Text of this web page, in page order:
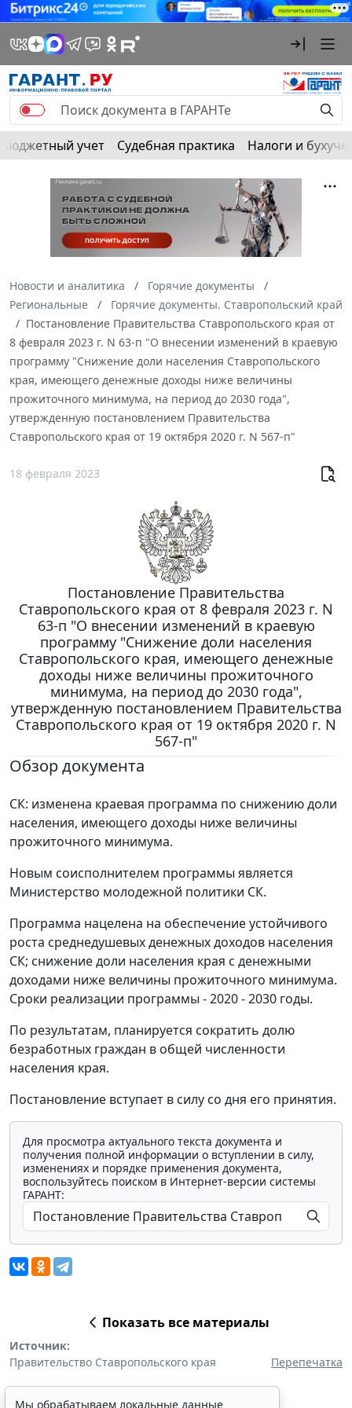
Бюджетный учет Судебная практика Налоги и
Новости и аналитика
Горячие документы
Региональные
Горячие документы. Ставропольский край
Постановление Правительства Ставропольского края от
8 февраля 2023 г. N 63-п "О внесении изменений в краевую
программу "Снижение доли населения Ставропольского
края, имеющего денежные доходы ниже величины
прожиточного минимума, на период до 2030 года",
утвержденную постановлением Правительства
Ставропольского края от 19 октября 2020 г. N 567-п"
18 февраля 2023
Постановление Правительства
Ставропольского края от 8 февраля 2023 г. N
63-п "О внесении изменений в краевую
программу "Снижение доли населения
Ставропольского края, имеющего денежные
доходы ниже величины прожиточного
минимума, на период до 2030 года",
утвержденную постановлением Правительства
Ставропольского края от 19 октября 2020 г. N
567-п"
Обзор документа
СК: изменена краевая программа по снижению доли
населения, имеющего доходы ниже величины
прожиточного минимума.
Новым соисполнителем программы является
Министерство молодежной политики СК.
Программа нацелена на обеспечение устойчивого
роста среднедушевых денежных доходов населения
СК; снижение доли населения края с денежными
доходами ниже величины прожиточного минимума.
Сроки реализации программы - 2020 - 2030 годы.
По результатам, планируется сократить долю
безработных граждан в общей численности
населения края.
Постановление вступает в силу со дня его принятия.
Для просмотра актуального текста документа и
получения полной информации о вступлении в силу,
изменениях и порядке применения документа,
воспользуйтесь поиском в Интернет-версии системы
ГАРАНТ:
Показать все материалы
Источник:
Правительство Ставропольского края
Перепечатка
Мы обрабатываем локальные данные